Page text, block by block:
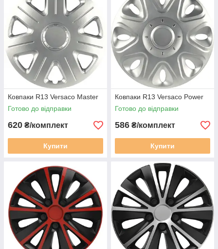
Ковпаки R13 Versaco Master
Готово до відправки
620 ₴/комплект
Купити
Ковпаки R13 Versaco Power
Готово до відправки
586 ₴/комплект
Купити